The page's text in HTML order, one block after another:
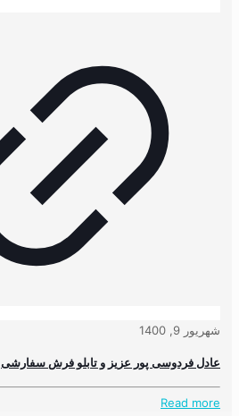
شهریور 9, 1400
عادل فردوسی پور عزیز و تابلو فرش سفارشی
Read more